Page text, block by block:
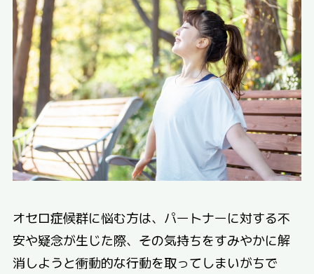
オセロ症候群に悩む方は、パートナーに対する不
安や疑念が生じた際、その気持ちをすみやかに解
消しようと衝動的な行動を取ってしまいがちで